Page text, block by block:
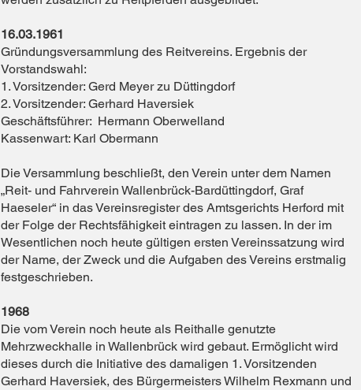
16.03.1961
Gründungsversammlung des Reitvereins. Ergebnis der
Vorstandswahl:
1. Vorsitzender: Gerd Meyer zu Düttingdorf
2. Vorsitzender: Gerhard Haversiek
Geschäftsführer: Hermann Oberwelland
Kassenwart: Karl Obermann
Die Versammlung beschließt, den Verein unter dem Namen
„Reit- und Fahrverein Wallenbrück-Bardüttingdorf, Graf
Haeseler“ in das Vereinsregister des Amtsgerichts Herford mit
der Folge der Rechtsfähigkeit eintragen zu lassen. In der im
Wesentlichen noch heute gültigen ersten Vereinssatzung wird
der Name, der Zweck und die Aufgaben des Vereins erstmalig
festgeschrieben.
1968
Die vom Verein noch heute als Reithalle genutzte
Mehrzweckhalle in Wallenbrück wird gebaut. Ermöglicht wird
dieses durch die Initiative des damaligen 1. Vorsitzenden
Gerhard Haversiek, des Bürgermeisters Wilhelm Rexmann und